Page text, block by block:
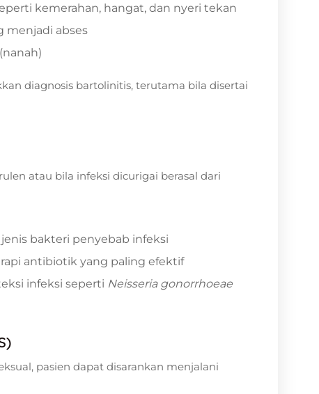
kemerahan, hangat, dan nyeri tekan
menjadi abses
diagnosis bartolinitis, terutama bila disertai
atau bila infeksi dicurigai berasal dari
bakteri penyebab infeksi
antibiotik yang paling efektif
infeksi seperti Neisseria gonorrhoeae
pasien dapat disarankan menjalani